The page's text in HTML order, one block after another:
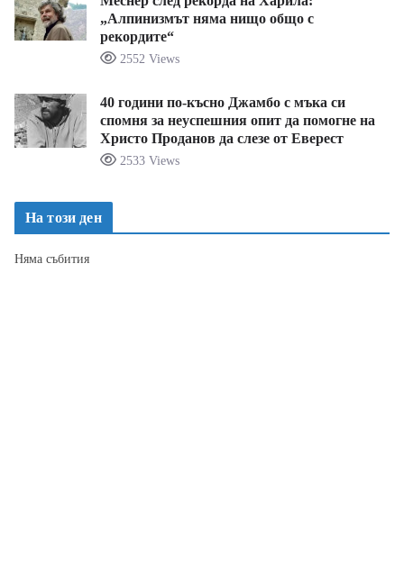
„Алпинизмът няма нищо общо с
рекордите“
2552 Views
40 години по-късно Джамбо с мъка си
спомня за неуспешния опит да помогне на
Христо Проданов да слезе от Еверест
2533 Views
На този ден
Няма събития